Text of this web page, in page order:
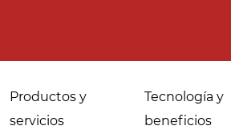
Productos y
servicios
Tecnología y
beneficios